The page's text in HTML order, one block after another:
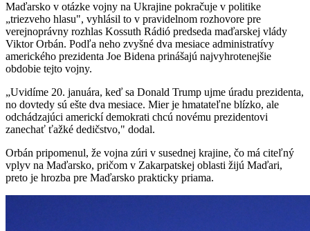
Maďarsko v otázke vojny na Ukrajine pokračuje v politike
„triezveho hlasu", vyhlásil to v pravidelnom rozhovore pre
verejnoprávny rozhlas Kossuth Rádió predseda maďarskej vlády
Viktor Orbán. Podľa neho zvyšné dva mesiace administratívy
amerického prezidenta Joe Bidena prinášajú najvyhrotenejšie
obdobie tejto vojny.
„Uvidíme 20. januára, keď sa Donald Trump ujme úradu prezidenta,
no dovtedy sú ešte dva mesiace. Mier je hmatateľne blízko, ale
odchádzajúci americkí demokrati chcú novému prezidentovi
zanechať ťažké dedičstvo," dodal.
Orbán pripomenul, že vojna zúri v susednej krajine, čo má citeľný
vplyv na Maďarsko, pričom v Zakarpatskej oblasti žijú Maďari,
preto je hrozba pre Maďarsko prakticky priama.